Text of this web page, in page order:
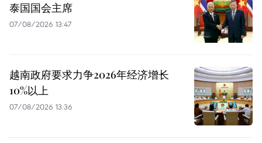
泰国国会主席
07/08/2026 13:47
越南政府要求力争2026年经济增长
10%以上
07/08/2026 13:36